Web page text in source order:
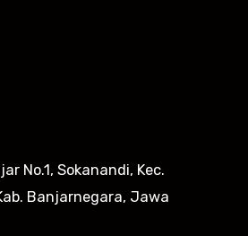
No.1, Sokanandi, Kec.
Banjarnegara, Jawa